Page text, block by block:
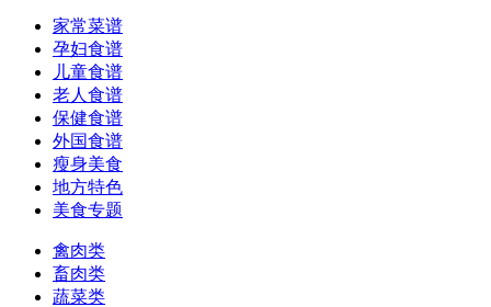
家常菜谱
孕妇食谱
儿童食谱
老人食谱
保健食谱
外国食谱
瘦身美食
地方特色
美食专题
禽肉类
畜肉类
蔬菜类